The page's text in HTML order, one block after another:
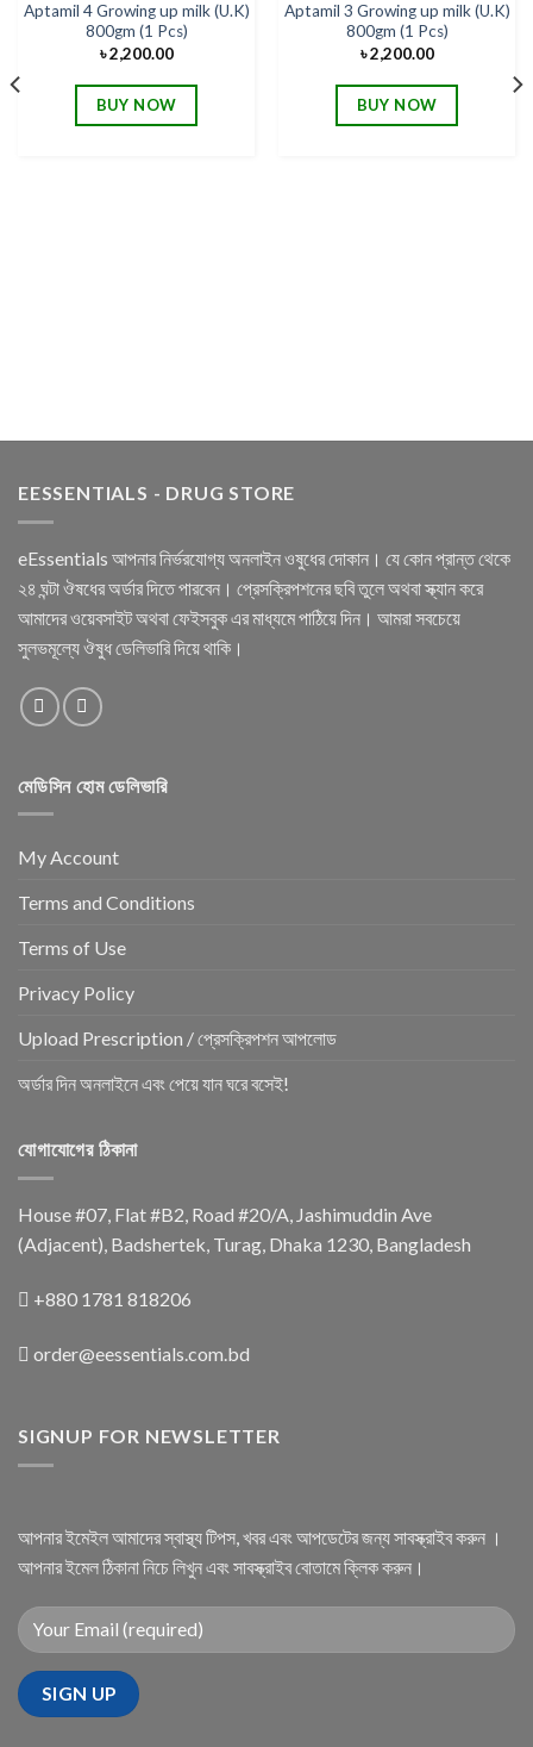
Add to
Aptamil 4 Growing up milk (U.K)
800gm (1 Pcs)
৳2,200.00
BUY NOW
Add to
Aptamil 3 Growing up milk (U.K)
800gm (1 Pcs)
৳2,200.00
BUY NOW
EESSENTIALS - DRUG STORE
eEssentials আপনার নির্ভরযোগ্য অনলাইন ওষুধের দোকান। যে কোন প্রান্ত থেকে
২৪ ঘন্টা ঔষধের অর্ডার দিতে পারবেন। প্রেসক্রিপশনের ছবি তুলে অথবা স্ক্যান করে
আমাদের ওয়েবসাইট অথবা ফেইসবুক এর মাধ্যমে পাঠিয়ে দিন। আমরা সবচেয়ে
সুলভমূল্যে ঔষুধ ডেলিভারি দিয়ে থাকি।
মেডিসিন হোম ডেলিভারি
My Account
Terms and Conditions
Terms of Use
Privacy Policy
Upload Prescription / প্রেসক্রিপশন আপলোড
অর্ডার দিন অনলাইনে এবং পেয়ে যান ঘরে বসেই!
যোগাযোগের ঠিকানা
House #07, Flat #B2, Road #20/A, Jashimuddin Ave
(Adjacent), Badshertek, Turag, Dhaka 1230, Bangladesh
+880 1781 818206
order@eessentials.com.bd
SIGNUP FOR NEWSLETTER
আপনার ইমেইল আমাদের স্বাস্থ্য টিপস, খবর এবং আপডেটের জন্য সাবস্ক্রাইব করুন ।
আপনার ইমেল ঠিকানা নিচে লিখুন এবং সাবস্ক্রাইব বোতামে ক্লিক করুন।